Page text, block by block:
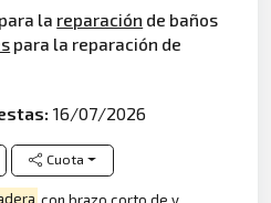
para la reparación de baños
para la reparación de
16/07/2026
Cuota